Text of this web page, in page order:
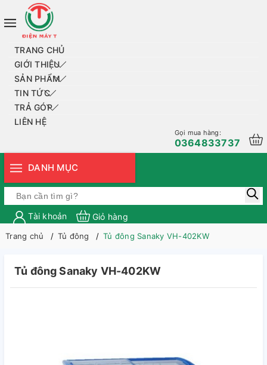
TRANG CHỦ
GIỚI THIỆU
SẢN PHẨM
TIN TỨC
TRẢ GÓP
LIÊN HỆ
Gọi mua hàng:
0364833737
DANH MỤC
Tài khoản Giỏ hàng
Trang chủ Tủ đông Tủ đông Sanaky VH-402KW
Tủ đông Sanaky VH-402KW